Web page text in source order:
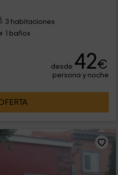
3 habitaciones
1 baños
desde 42€
persona y noche